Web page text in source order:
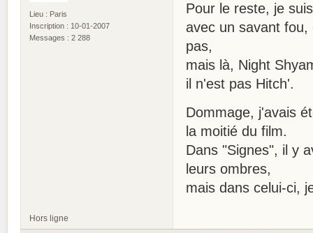
Lieu : Paris
Inscription : 10-01-2007
Messages : 2 288
Pour le reste, je
avec un savant
pas,
mais là, Night
il n'est pas Hitch'.
Dommage, j'avais
la moitié du film.
Dans "Signes", il y
leurs ombres,
mais dans celui-ci,
Hors ligne